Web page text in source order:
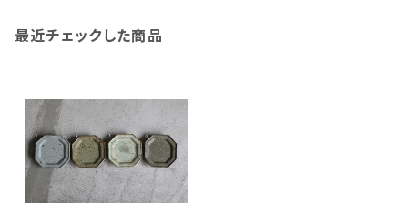
最近チェックした商品